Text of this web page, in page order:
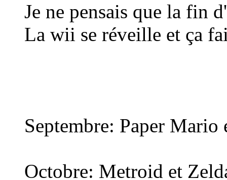
Je ne pensais que la fin
La wii se réveille et ça
Septembre: Paper
Octobre: Metroid et